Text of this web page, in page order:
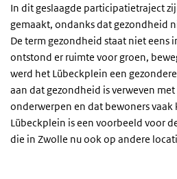
In dit geslaagde participatietraject
gemaakt, ondanks dat gezondheid
De term gezondheid staat niet eens
ontstond er ruimte voor groen,
werd het Lübeckplein een
aan dat gezondheid is verweven
onderwerpen en dat bewoners vaak
Lübeckplein is een voorbeeld voor
die in Zwolle nu ook op andere